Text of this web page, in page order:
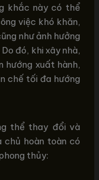
khắc này có thể
việc khó khăn,
như ảnh hưởng
đó, khi xây nhà,
hướng xuất hành,
chế tối đa hướng
thể thay đổi và
chủ hoàn toàn có
thủy: